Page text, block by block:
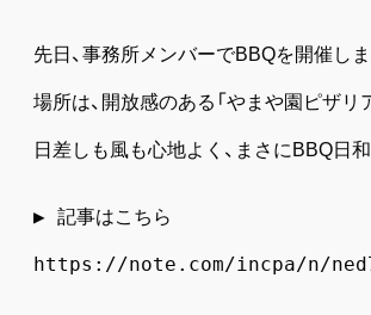
先日、事務所メンバーでBBQを開催しま
場所は、開放感のある「やまや園ピザリ
日差しも風も心地よく、まさにBBQ日
▶︎ 記事はこちら
https://note.com/incpa/n/